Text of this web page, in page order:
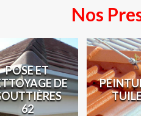
Nos
POSE ET
DE
62